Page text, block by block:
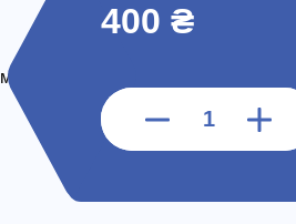
400 ₴